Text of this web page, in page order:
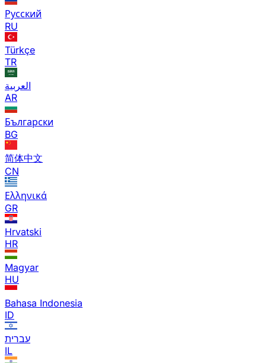
Русский
RU
Türkçe
TR
العربية
AR
Български
BG
简体中文
CN
Ελληνικά
GR
Hrvatski
HR
Magyar
HU
Bahasa Indonesia
ID
עברית
IL